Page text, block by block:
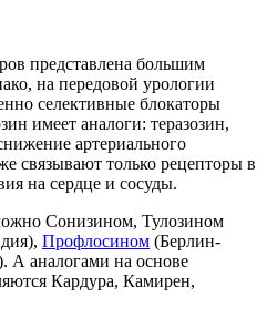
представлена большим
на передовой урологии
селективные блокаторы
имеет аналоги: теразозин,
артериального
связывают только рецепторы в
на сердце и сосуды.
Сонизином, Тулозином
Профлосином (Берлин-
А аналогами на основе
Кардура, Камирен,